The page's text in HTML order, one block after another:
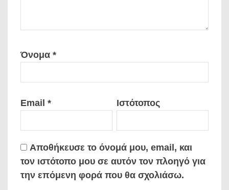
Όνομα *
Email * Ιστότοπος
Αποθήκευσε το όνομά μου, email, και
τον ιστότοπο μου σε αυτόν τον πλοηγό για
την επόμενη φορά που θα σχολιάσω.